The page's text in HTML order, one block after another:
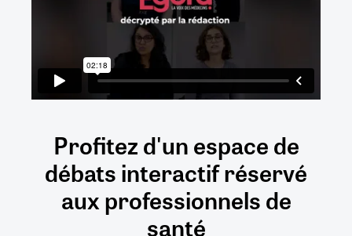
Profitez d'un espace de
débatsinteractifréservé
auxprofessionnels de
santé